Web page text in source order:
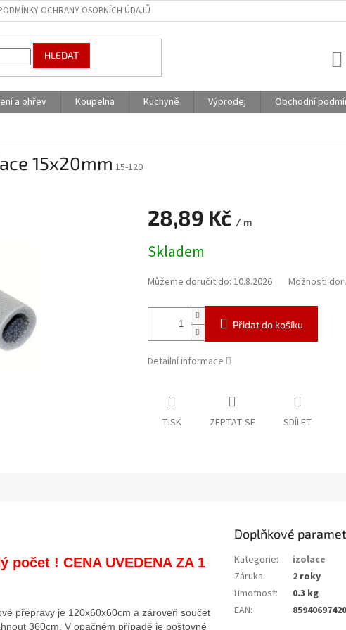
OCHRANY OSOBNÍCH ÚDAJŮ
HLEDAT
a ohřev Koupelna Kuchyně Výprodej Obchodní
15x20mm 15-120
28,89 Kč / m
cena:
Skladem
Můžeme doručit do: 10.8.2026 Možnosti
Přidat do košíku
Detailní informace
TISK ZEPTAT SE SDÍLET
počet ! CENA UVEDENA ZA 1
přepravy je 120x60x60cm a zároveň součet
360cm. V opačném případě je poštovné
Doplňkové
Kategorie:
izolace
Záruka:
2 roky
Hmotnost:
0.3 kg
EAN: